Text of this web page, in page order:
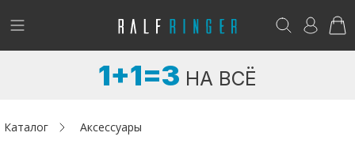
!
Женщинам
Возникли вопросы? - club@ralf.ru
1+1=3 НА ВСЁ
Каталог Аксессуары